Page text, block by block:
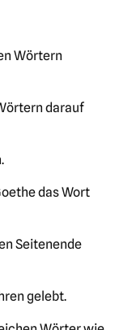
Wörtern
darauf
das Wort
Seitenende
gelebt.